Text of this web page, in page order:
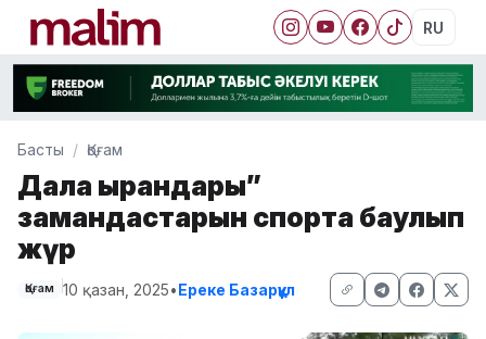
RU
Басты Қоғам
Дала қырандары”
замандастарын спортқа баулып
жүр
Қоғам 10 қазан, 2025•Ереке Базарқұл